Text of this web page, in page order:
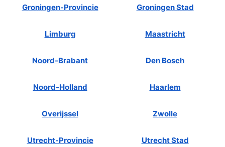
Groningen-Provincie Groningen Stad
Limburg Maastricht
Noord-Brabant Den Bosch
Noord-Holland Haarlem
Overijssel Zwolle
Utrecht-Provincie Utrecht Stad